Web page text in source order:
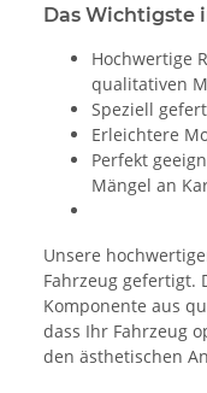
Das Wichtigste
Hochwertige
qualitativen
Speziell
Erleichtere
Perfekt
Mängel an
Unsere
Fahrzeug gefertigt.
Komponente aus
dass Ihr Fahrzeug
den ästhetischen